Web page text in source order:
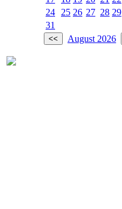
24
25 26 27 28 29
31
August 2026